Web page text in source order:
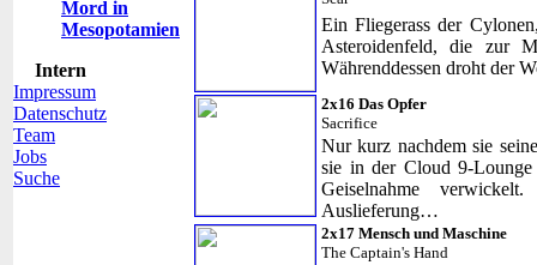
Mord in
Mesopotamien
Intern
Impressum
Datenschutz
Team
Jobs
Suche
Ein Fliegerass der
Asteroidenfeld, die zur
Währenddessen droht der
2x16 Das Opfer
Sacrifice
Nur kurz nachdem sie
sie in der Cloud 9-
Geiselnahme
Auslieferung…
2x17 Mensch und Maschine
The Captain's Hand